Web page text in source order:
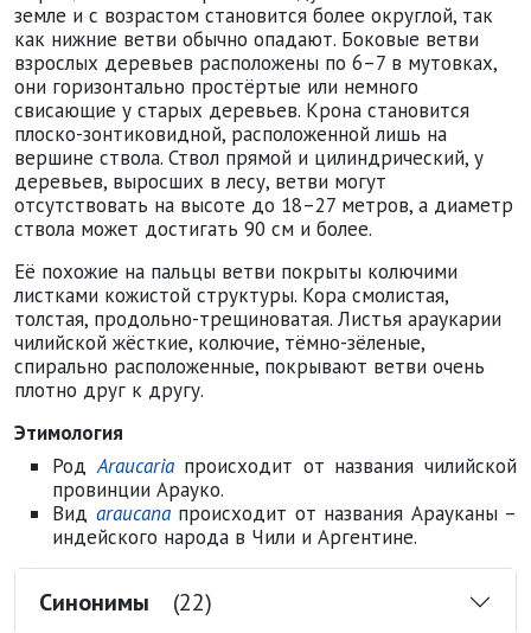
земле и с возрастом становится более округлой, так
как нижние ветви обычно опадают. Боковые ветви
взрослых деревьев расположены по 6–7 в мутовках,
они горизонтально простёртые или немного
свисающие у старых деревьев. Крона становится
плоско-зонтиковидной, расположенной лишь на
вершине ствола. Ствол прямой и цилиндрический, у
деревьев, выросших в лесу, ветви могут
отсутствовать на высоте до 18–27 метров, а диаметр
ствола может достигать 90 см и более.
Её похожие на пальцы ветви покрыты колючими
листками кожистой структуры. Кора смолистая,
толстая, продольно-трещиноватая. Листья араукарии
чилийской жёсткие, колючие, тёмно-зёленые,
спирально расположенные, покрывают ветви очень
плотно друг к другу.
Этимология
РодAraucariaпроисходит от названия чилийской
провинции Арауко.
Вид araucanaпроисходит от названия Арауканы –
индейского народа в Чили и Аргентине.
Синонимы (22)